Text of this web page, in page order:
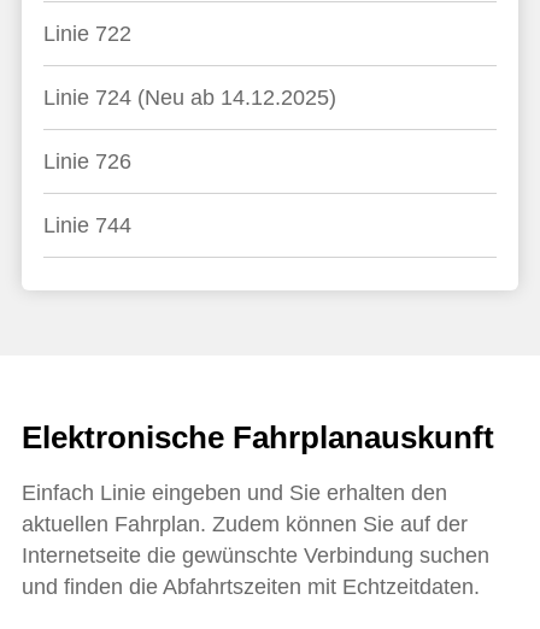
Linie 722
Linie 724 (Neu ab 14.12.2025)
Linie 726
Linie 744
Elektronische Fahrplanauskunft
Einfach Linie eingeben und Sie erhalten den
aktuellen Fahrplan. Zudem können Sie auf der
Internetseite die gewünschte Verbindung suchen
und finden die Abfahrtszeiten mit Echtzeitdaten.